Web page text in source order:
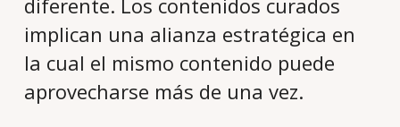
diferente. Los contenidos curados
implican una alianza estratégica en
la cual el mismo contenido puede
aprovecharse más de una vez.